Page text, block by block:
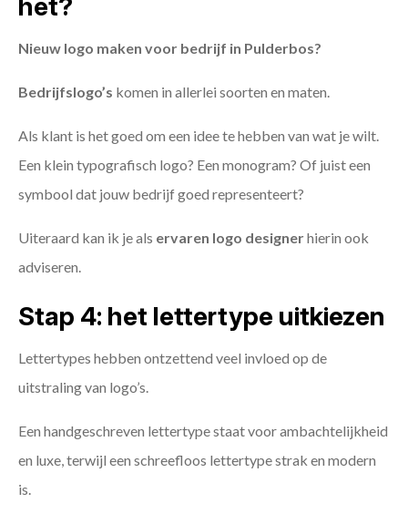
het?
Nieuw logo maken voor bedrijf in Pulderbos?
Bedrijfslogo’s komen in allerlei soorten en maten.
Als klant is het goed om een idee te hebben van wat je wilt.
Een klein typografisch logo? Een monogram? Of juist een
symbool dat jouw bedrijf goed representeert?
Uiteraard kan ik je als ervaren logo designerhierin ook
adviseren.
Stap 4: het lettertype uitkiezen
Lettertypes hebben ontzettend veel invloed op de
uitstraling van logo’s.
Een handgeschreven lettertype staat voor ambachtelijkheid
en luxe, terwijl een schreefloos lettertype strak en modern
is.